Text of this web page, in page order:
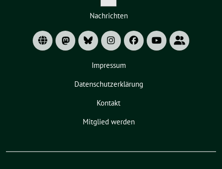
Zeige
Untermenü
Nachrichten
Impressum
Datenschutzerklärung
Kontakt
Mitglied werden